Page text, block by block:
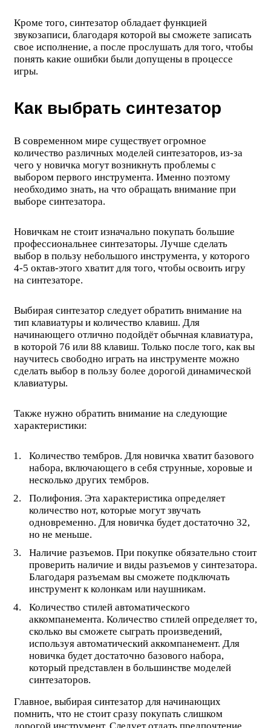
Кроме того, синтезатор обладает функцией
звукозаписи, благодаря которой вы сможете записать
свое исполнение, а после прослушать для того, чтобы
понять какие ошибки были допущены в процессе
игры.
Как выбрать синтезатор
В современном мире существует огромное
количество различных моделей синтезаторов, из-за
чего у новичка могут возникнуть проблемы с
выбором первого инструмента. Именно поэтому
необходимо знать, на что обращать внимание при
выборе синтезатора.
Новичкам не стоит изначально покупать большие
профессиональнее синтезаторы. Лучше сделать
выбор в пользу небольшого инструмента, у которого
4-5 октав-этого хватит для того, чтобы освоить игру
на синтезаторе.
Выбирая синтезатор следует обратить внимание на
тип клавиатуры и количество клавиш. Для
начинающего отлично подойдёт обычная клавиатура,
в которой 76 или 88 клавиш. Только после того, как вы
научитесь свободно играть на инструменте можно
сделать выбор в пользу более дорогой динамической
клавиатуры.
Также нужно обратить внимание на следующие
характеристики:
Количество тембров. Для новичка хватит базового
набора, включающего в себя струнные, хоровые и
несколько других тембров.
Полифония. Эта характеристика определяет
количество нот, которые могут звучать
одновременно. Для новичка будет достаточно 32,
но не меньше.
Наличие разъемов. При покупке обязательно стоит
проверить наличие и виды разъемов у синтезатора.
Благодаря разъемам вы сможете подключать
инструмент к колонкам или наушникам.
Количество стилей автоматического
аккомпанемента. Количество стилей определяет то,
сколько вы сможете сыграть произведений,
используя автоматический аккомпанемент. Для
новичка будет достаточно базового набора,
который представлен в большинстве моделей
синтезаторов.
Главное, выбирая синтезатор для начинающих
помнить, что не стоит сразу покупать слишком